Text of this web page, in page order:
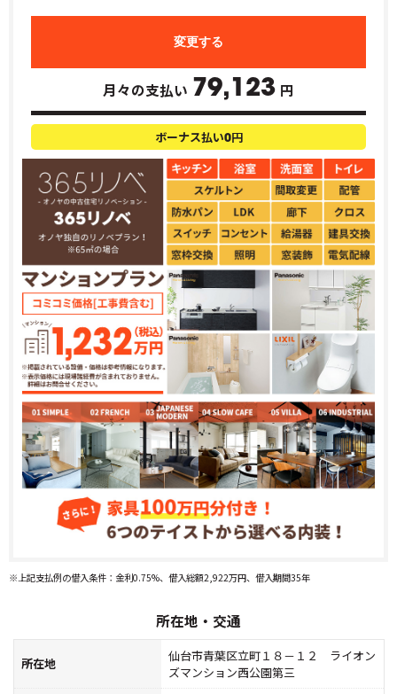
月々の支払い 79,123 円
ボーナス払い0円
※上記支払例の借入条件：金利0.75%、借入総額2,922万円、借入期間35年
所在地・交通
所在地
仙台市青葉区立町１８－１２ ライオン
ズマンション西公園第三